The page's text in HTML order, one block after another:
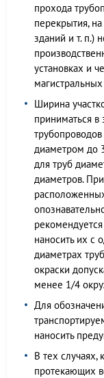
прохода
перекрытия,
зданий и т. п.)
установках и
магистральных
Ширина
приниматься в
диаметром до
для труб
диаметров.
наносить их с
диаметрах
окраски
менее 1/4
Для
наносить
В тех случаях,
протекающих